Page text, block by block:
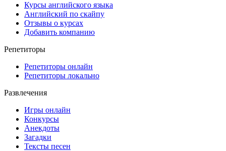
Курсы английского языка
Английский по скайпу
Отзывы о курсах
Добавить компанию
Репетиторы
Репетиторы онлайн
Репетиторы локально
Развлечения
Игры онлайн
Конкурсы
Анекдоты
Загадки
Тексты песен